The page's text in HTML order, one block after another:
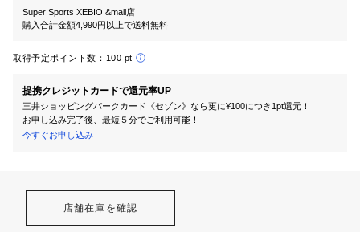
Super Sports XEBIO &mall店
購入合計金額4,990円以上で送料無料
取得予定ポイント数： 100 pt
提携クレジットカードで還元率UP
三井ショッピングパークカード《セゾン》なら更に¥100につき1pt還元！
お申し込み完了後、最短５分でご利用可能！
今すぐお申し込み
店舗在庫を確認